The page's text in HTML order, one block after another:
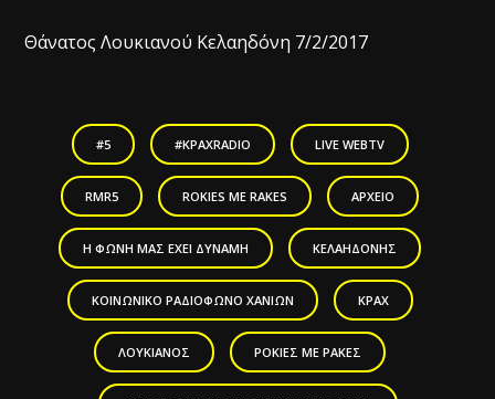
Θάνατος Λουκιανού Κελαηδόνη 7/2/2017
#5 #KPAXRADIO LIVE WEBTV
RMR5 ROKIES ME RAKES ΑΡΧΕΙΟ
Η ΦΩΝΉ ΜΑΣ ΈΧΕΙ ΔΎΝΑΜΗ ΚΕΛΑΗΔΌΝΗΣ
ΚΟΙΝΩΝΙΚΌ ΡΑΔΙΌΦΩΝΟ ΧΑΝΊΩΝ ΚΡΑΧ
ΛΟΥΚΙΑΝΌΣ ΡΟΚΙΈΣ ΜΕ ΡΑΚΈΣ